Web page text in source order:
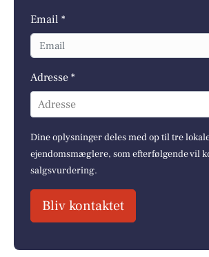
Email *
Adresse *
Adresse
Dine oplysninger deles med op til tre
ejendomsmæglere, som efterfølgende vil
salgsvurdering.
Bliv kontaktet